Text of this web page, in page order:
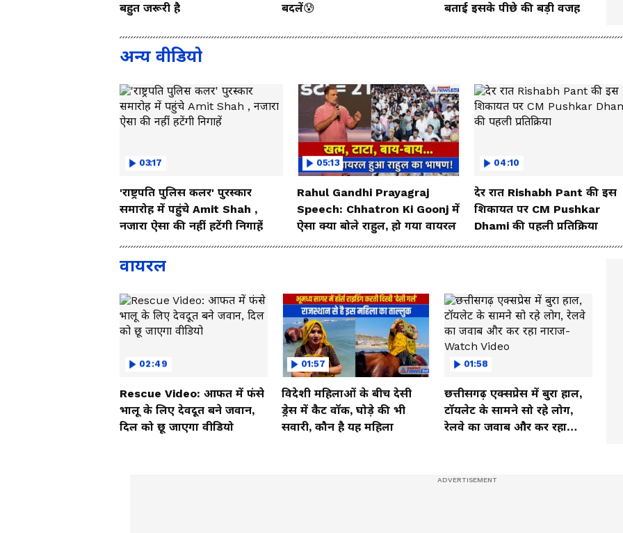
बहुत जरूरी है
बदलें😰
बताई इसके पीछे की बड़ी वजह
अन्य वीडियो
03:17
'राष्ट्रपति पुलिस कलर' पुरस्कार
समारोह में पहुंचे Amit Shah ,
नजारा ऐसा की नहीं हटेंगी निगाहें
05:13
Rahul Gandhi Prayagraj
Speech: Chhatron Ki Goonj में
ऐसा क्या बोले राहुल, हो गया वायरल
04:10
देर रात Rishabh Pant की इस
शिकायत पर CM Pushkar
Dhami की पहली प्रतिक्रिया
वायरल
02:49
Rescue Video: आफत में फंसे
भालू के लिए देवदूत बने जवान,
दिल को छू जाएगा वीडियो
01:57
विदेशी महिलाओं के बीच देसी
ड्रेस में कैट वॉक, घोड़े की भी
सवारी, कौन है यह महिला
01:58
छत्तीसगढ़ एक्सप्रेस में बुरा हाल,
टॉयलेट के सामने सो रहे लोग,
रेलवे का जवाब और कर रहा